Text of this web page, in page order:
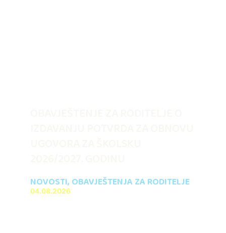
NOVOSTI, OBAVJEŠTENJA ZA RODITELJE
04.08.2026